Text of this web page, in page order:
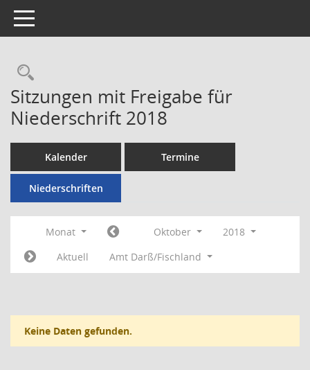
Toggle navigation
Rechercheauswahl
Sitzungen mit Freigabe für
Niederschrift 2018
Kalender Termine
Niederschriften
Monat Oktober
2018
Aktuell
Amt Darß/Fischland
Keine Daten gefunden.